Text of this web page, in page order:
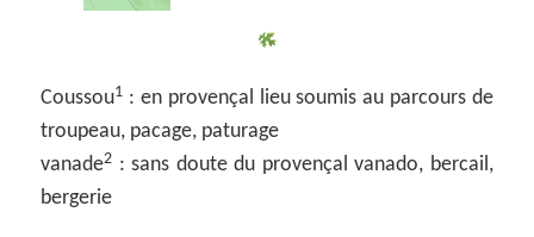
Coussou1 : en provençal lieu soumis au parcours de
troupeau, pacage, paturage
vanade2 : sans doute du provençal vanado, bercail,
bergerie